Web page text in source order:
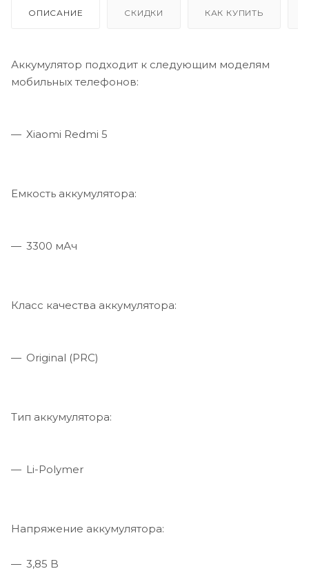
ОПИСАНИЕ СКИДКИ КАК КУПИТЬ
Аккумулятор подходит к следующим моделям
мобильных телефонов:
Xiaomi Redmi 5
Емкость аккумулятора:
3300 мАч
Класс качества аккумулятора:
Original (PRC)
Тип аккумулятора:
Li-Polymer
Напряжение аккумулятора:
3,85 B